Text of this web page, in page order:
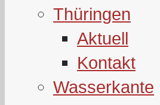
Thüringen
Aktuell
Kontakt
Wasserkante